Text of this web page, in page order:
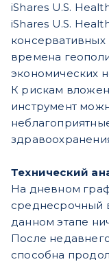
iShares U.S.
iShares U.S.
консервативных
времена
экономических
К рискам
инструмент
Технический
На дневном
среднесрочный
данном этапе
После
способна